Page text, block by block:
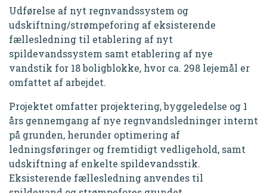
Udførelse af nyt regnvandssystem og
udskiftning/strømpeforing af eksisterende
fællesledning til etablering af nyt
spildevandssystem samt etablering af nye
vandstik for 18 boligblokke, hvor ca. 298 lejemål er
omfattet af arbejdet.
Projektet omfatter projektering, byggeledelse og 1
års gennemgang af nye regnvandsledninger internt
på grunden, herunder optimering af
ledningsføringer og fremtidigt vedligehold, samt
udskiftning af enkelte spildevandsstik.
Eksisterende fællesledning anvendes til